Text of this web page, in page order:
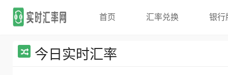
首页 汇率兑换 银行
今日实时汇率